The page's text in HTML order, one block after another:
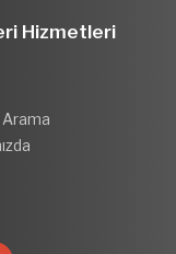
Hizmetleri
Arama